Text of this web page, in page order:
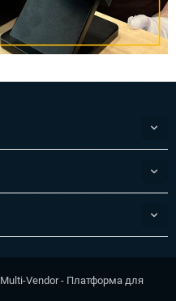
Multi-Vendor - Платформа для